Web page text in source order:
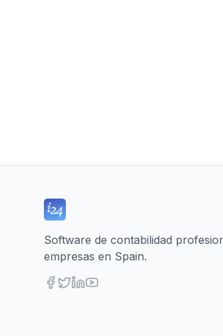
Software de contabilidad
empresas en Spain.